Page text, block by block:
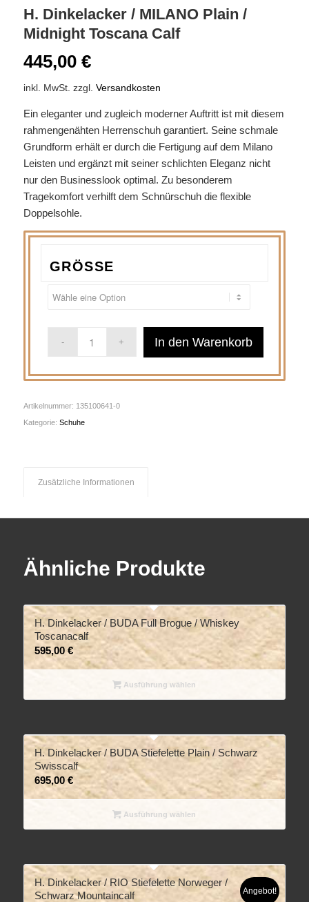
H. Dinkelacker / MILANO Plain /
Midnight Toscana Calf
445,00 €
inkl. MwSt. zzgl. Versandkosten
Ein eleganter und zugleich moderner Auftritt ist mit diesem
rahmengenähten Herrenschuh garantiert. Seine schmale
Grundform erhält er durch die Fertigung auf dem Milano
Leisten und ergänzt mit seiner schlichten Eleganz nicht
nur den Businesslook optimal. Zu besonderem
Tragekomfort verhilft dem Schnürschuh die flexible
Doppelsohle.
GRÖSSE
In den Warenkorb
Artikelnummer: 135100641-0
Kategorie: Schuhe
Zusätzliche Informationen
Ähnliche Produkte
H. Dinkelacker / BUDA Full Brogue / Whiskey
Toscanacalf
595,00 €
Ausführung wählen
H. Dinkelacker / BUDA Stiefelette Plain / Schwarz
Swisscalf
695,00 €
Ausführung wählen
H. Dinkelacker / RIO Stiefelette Norweger /
Schwarz Mountaincalf
Angebot!